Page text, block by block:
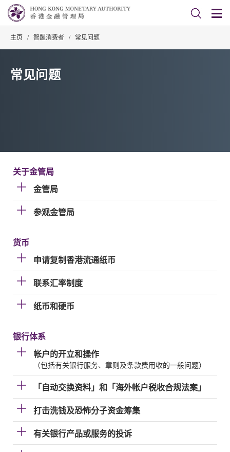
主页 / 智醒消费者 / 常见问题
常见问题
关于金管局
金管局
参观金管局
货币
申请复制香港流通纸币
联系汇率制度
纸币和硬币
银行体系
帐户的开立和操作
（包括有关银行服务、章则及条款费用收的一般问题）
「自动交换资料」和「海外帐户税收合规法案」
打击洗钱及恐怖分子资金筹集
有关银行产品或服务的投诉